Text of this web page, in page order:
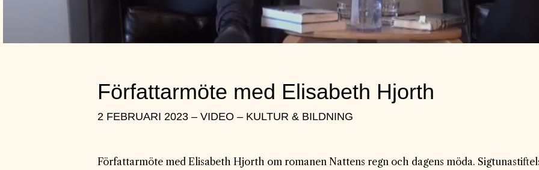
Författarmöte med Elisabeth Hjorth
2 FEBRUARI 2023 – VIDEO – KULTUR & BILDNING
Författarmöte med Elisabeth Hjorth om romanen Nattens regn och dagens möda.